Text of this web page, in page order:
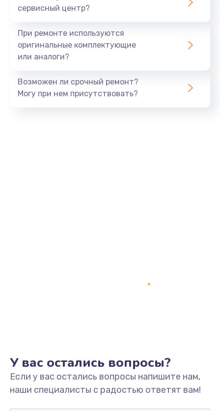
Восстановление данных
Заказать
1060 руб.
995 руб.
Заказать
сервисный центр?
При ремонте используются
оригинальные комплектующие
или аналоги?
Возможен ли срочный ремонт?
Могу при нем присутствовать?
У вас остались вопросы?
Если у вас остались вопросы напишите нам,
наши специалисты с радостью ответят вам!